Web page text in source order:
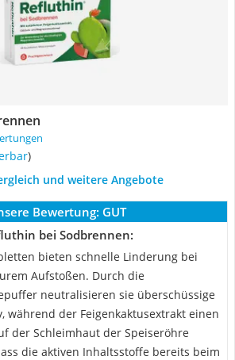
)
und weitere Angebote
Bewertung: GUT
bei Sodbrennen:
bieten schnelle Linderung bei
Aufstoßen. Durch die
neutralisieren sie überschüssige
während der Feigenkaktusextrakt einen
der Schleimhaut der Speiseröhre
die aktiven Inhaltsstoffe bereits beim